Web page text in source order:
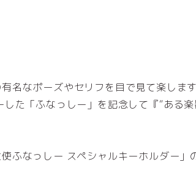
名なポーズやセリフを目で見て楽します
た「ふなっしー」を記念して『“ある
ふなっしー スペシャルキーホルダー」